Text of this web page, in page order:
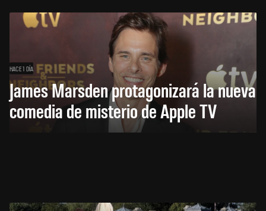
HACE 1 DÍA
James Marsden protagonizará la nueva
comedia de misterio de Apple TV